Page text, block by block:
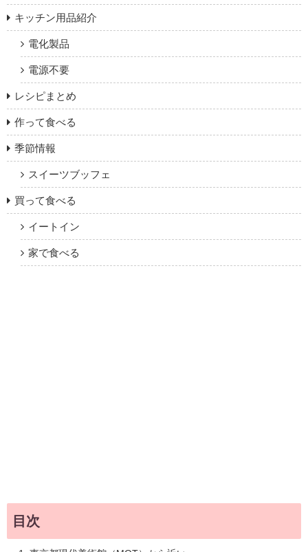
キッチン用品紹介
電化製品
電源不要
レシピまとめ
作って食べる
季節情報
スイーツブッフェ
買って食べる
イートイン
家で食べる
目次